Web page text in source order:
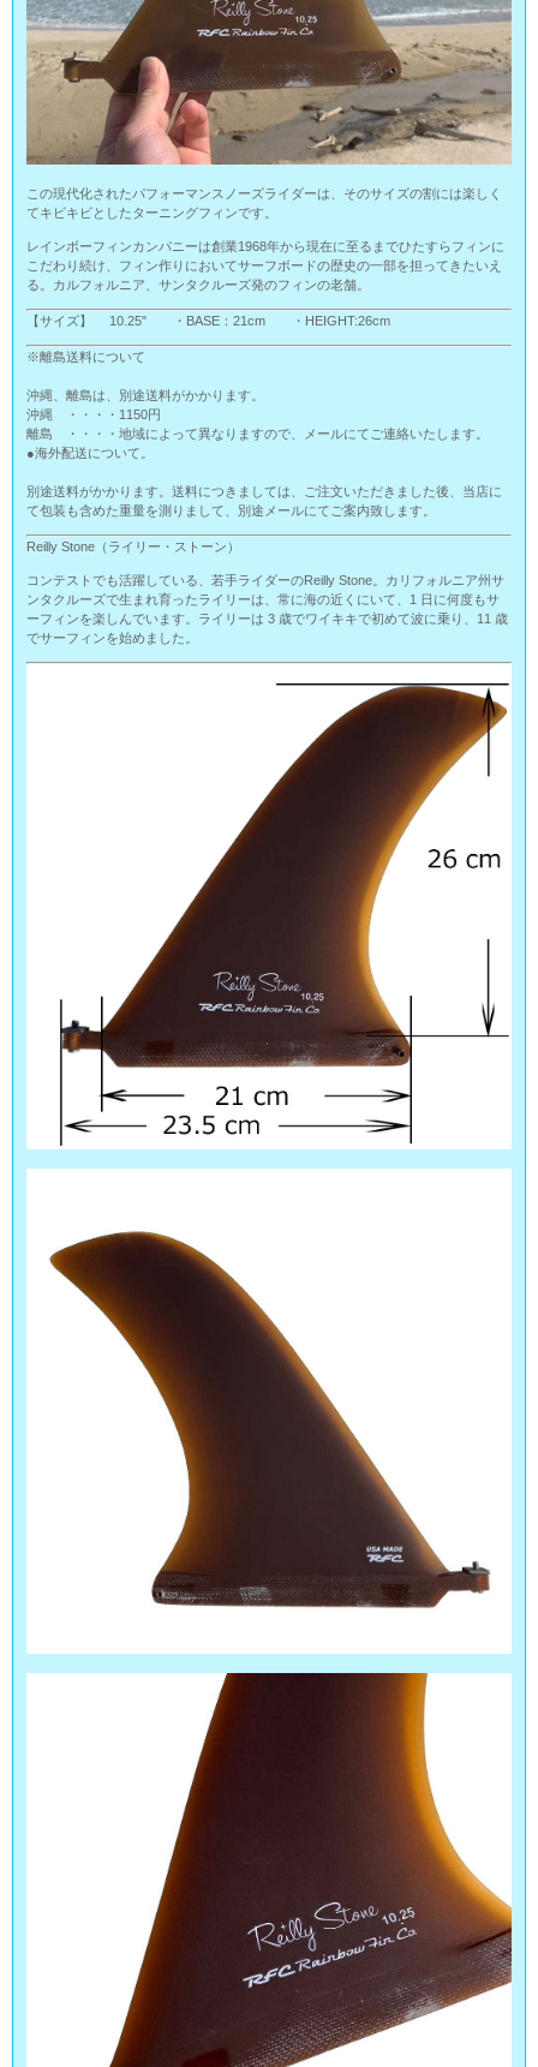
この現代化されたパフォーマンスノーズライダーは、そのサイズの割には楽しく
てキビキビとしたターニングフィンです。
レインボーフィンカンパニーは創業1968年から現在に至るまでひたすらフィンに
こだわり続け、フィン作りにおいてサーフボードの歴史の一部を担ってきたいえ
る。カルフォルニア、サンタクルーズ発のフィンの老舗。
【サイズ】 10.25" ・BASE：21cm ・HEIGHT:26cm
※離島送料について
沖縄、離島は、別途送料がかかります。
沖縄 ・・・・1150円
離島 ・・・・地域によって異なりますので、メールにてご連絡いたします。
●海外配送について。
別途送料がかかります。送料につきましては、ご注文いただきました後、当店に
て包装も含めた重量を測りまして、別途メールにてご案内致します。
Reilly Stone（ライリー・ストーン）
コンテストでも活躍している、若手ライダーのReilly Stone。カリフォルニア州サ
ンタクルーズで生まれ育ったライリーは、常に海の近くにいて、1 日に何度もサ
ーフィンを楽しんでいます。ライリーは 3 歳でワイキキで初めて波に乗り、11 歳
でサーフィンを始めました。